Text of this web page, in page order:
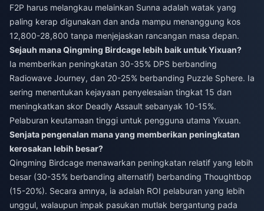
F2P harus melangkau melainkan Sunna adalah watak yang
paling kerap digunakan dan anda mampu menanggung kos
12,800-28,800 tanpa menjejaskan rancangan masa depan.
Sejauh mana Qingming Birdcage lebih baik untuk Yixuan?
Ia memberikan peningkatan 30-35% DPS berbanding
Radiowave Journey, dan 20-25% berbanding Puzzle Sphere. Ia
sering menentukan kejayaan penyelesaian tingkat 15 dan
meningkatkan skor Deadly Assault sebanyak 10-15%.
Pelaburan keutamaan tinggi untuk pengguna utama Yixuan.
Senjata pengenalan mana yang memberikan peningkatan
kerosakan lebih besar?
Qingming Birdcage menawarkan peningkatan relatif yang lebih
besar (30-35% berbanding alternatif) berbanding Thoughtbop
(15-20%). Secara amnya, ia adalah ROI pelaburan yang lebih
unggul, walaupun impak pasukan mutlak bergantung pada